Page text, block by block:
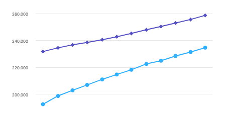
200.000
220.000
240.000
260.000